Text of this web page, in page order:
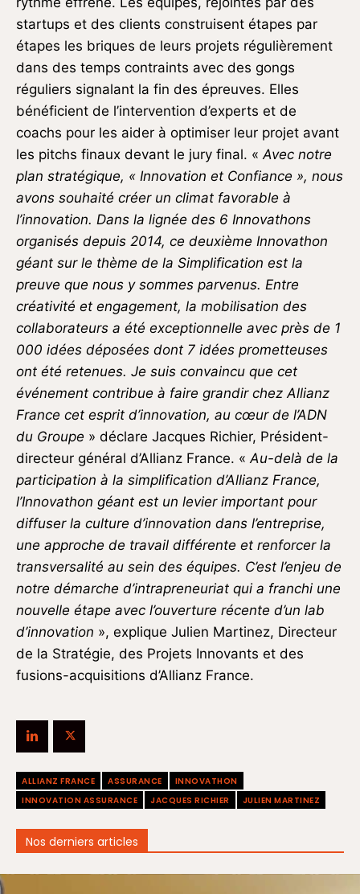
startups et des clients construisent étapes par
étapes les briques de leurs projets régulièrement
dans des temps contraints avec des gongs
réguliers signalant la fin des épreuves. Elles
bénéficient de l’intervention d’experts et de
coachs pour les aider à optimiser leur projet avant
les pitchs finaux devant le jury final. « Avec notre
plan stratégique, « Innovation et Confiance », nous
avons souhaité créer un climat favorable à
l’innovation. Dans la lignée des 6 Innovathons
organisés depuis 2014, ce deuxième Innovathon
géant sur le thème de la Simplification est la
preuve que nous y sommes parvenus. Entre
créativité et engagement, la mobilisation des
collaborateurs a été exceptionnelle avec près de 1
000 idées déposées dont 7 idées prometteuses
ont été retenues. Je suis convaincu que cet
événement contribue à faire grandir chez Allianz
France cet esprit d’innovation, au cœur de l’ADN
du Groupe » déclare Jacques Richier, Président-
directeur général d’Allianz France. « Au-delà de la
participation à la simplification d’Allianz France,
l’Innovathon géant est un levier important pour
diffuser la culture d’innovation dans l’entreprise,
une approche de travail différente et renforcer la
transversalité au sein des équipes. C’est l’enjeu de
notre démarche d’intrapreneuriat qui a franchi une
nouvelle étape avec l’ouverture récente d’un lab
d’innovation », explique Julien Martinez, Directeur
de la Stratégie, des Projets Innovants et des
fusions-acquisitions d’Allianz France.
ALLIANZ FRANCE ASSURANCE
INNOVATHON
INNOVATION ASSURANCE
JACQUES RICHIER JULIEN MARTINEZ
Nos derniers articles